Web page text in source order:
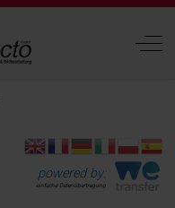
Off-
powered by:
einfache Datenübertragung